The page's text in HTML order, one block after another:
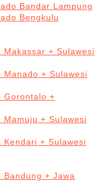
Bandar Lampung
Bengkulu
Makassar + Sulawesi
Manado + Sulawesi
Gorontalo +
Mamuju + Sulawesi
Kendari + Sulawesi
Bandung + Jawa